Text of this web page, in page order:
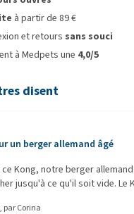
à partir de 89 €
et retours sans souci
à Medpets une 4,0/5
disent
un berger allemand âgé
Kong, notre berger
jusqu'à ce qu'il soit vide. Le
, parCorina